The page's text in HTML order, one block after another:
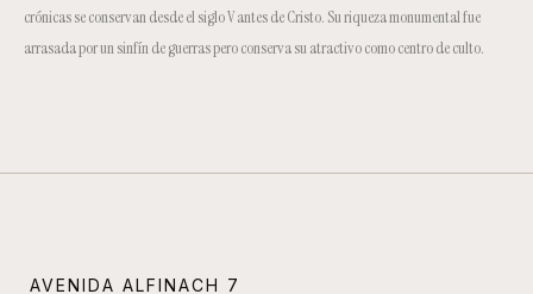
crónicas se conservan desde el siglo V antes de Cristo. Su riqueza monumental fue
arrasada por un sinfín de guerras pero conserva su atractivo como centro de culto.
AVENIDA ALFINACH 7